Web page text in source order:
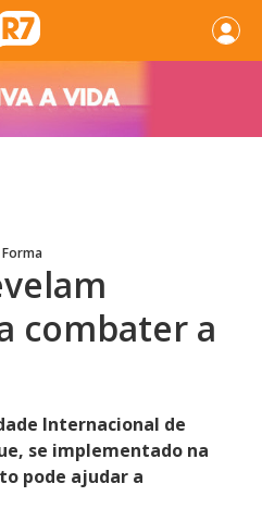
combater a
Internacional de
se implementado na
pode ajudar a